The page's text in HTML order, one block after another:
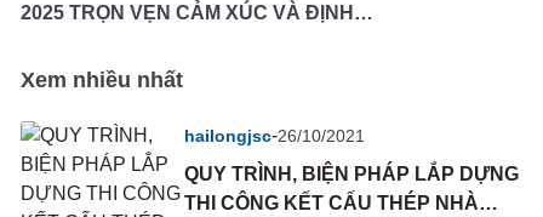
2025 TRỌN VẸN CẢM XÚC VÀ ĐỊNH
Xem nhiều nhất
hailongjsc-26/10/2021
QUY TRÌNH, BIỆN PHÁP LẮP DỰNG
THI CÔNG KẾT CẤU THÉP NHÀ